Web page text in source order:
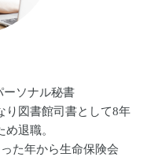
ーソナル秘書
り図書館司書として8年
退職。
た年から生命保険会